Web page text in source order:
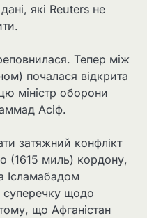
які Reuters не
Тепер між
почалася відкрита
міністр оборони
Асіф.
затяжний конфлікт
(1615 миль) кордону,
Ісламабадом
суперечку щодо
що Афганістан